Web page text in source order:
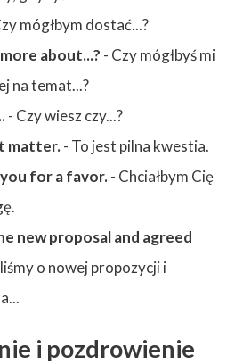
mógłbym dostać...?
about...? - Czy mógłbyś mi
na temat...?
- Czy wiesz czy...?
matter.- To jest pilna kwestia.
for a favor.- Chciałbym Cię
new proposal and agreed
o nowej propozycji i
i pozdrowienie